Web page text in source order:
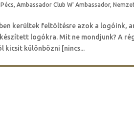
,Ambassador Club W' Ambassador,
kerültek feltöltésre azok a logóink,
logókra. Mit ne mondjunk? A
kicsit különbözni [nincs...